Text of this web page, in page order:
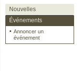
Nouvelles
Événements
Annoncer un
événement